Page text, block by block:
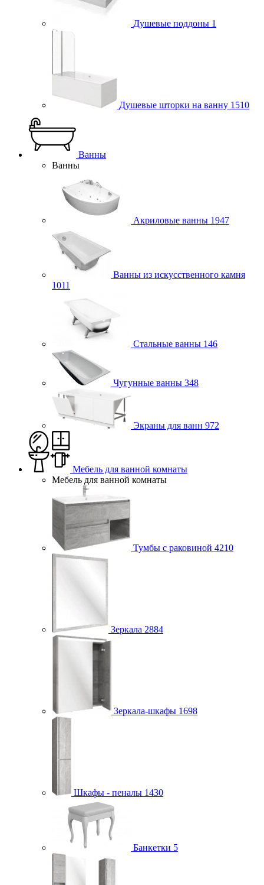
Душевые поддоны 1
Душевые шторки на ванну 1510
Ванны
Ванны
Акриловые ванны 1947
Ванны из искусственного камня
1011
Стальные ванны 146
Чугунные ванны 348
Экраны для ванн 972
Мебель для ванной комнаты
Мебель для ванной комнаты
Тумбы с раковиной 4210
Зеркала 2884
Зеркала-шкафы 1698
Шкафы - пеналы 1430
Банкетки 5